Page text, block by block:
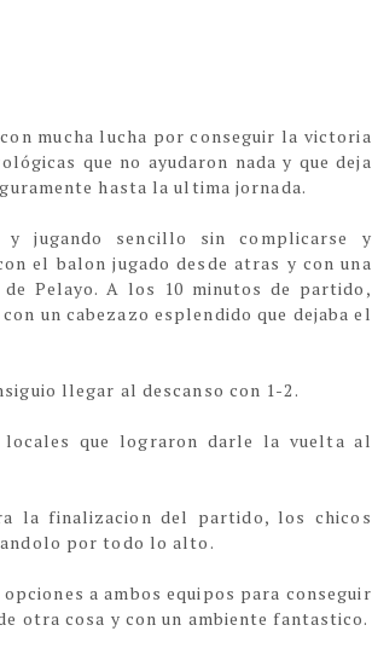
mucha lucha por conseguir la victoria
que no ayudaron nada y que deja
hasta la ultima jornada.
jugando sencillo sin complicarse y
el balon jugado desde atras y con una
Pelayo. A los 10 minutos de partido,
un cabezazo esplendido que dejaba el
llegar al descanso con 1-2.
que lograron darle la vuelta al
la finalizacion del partido, los chicos
por todo lo alto.
a ambos equipos para conseguir
otra cosa y con un ambiente fantastico.